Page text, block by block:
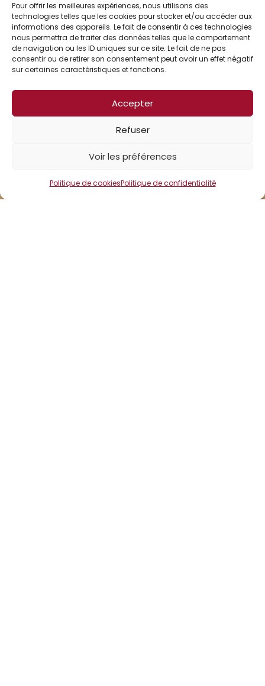
Pour offrir les meilleures expériences, nous utilisons des
technologies telles que les cookies pour stocker et/ou accéder aux
informations des appareils. Le fait de consentir à ces technologies
nous permettra de traiter des données telles que le comportement
de navigation ou les ID uniques sur ce site. Le fait de ne pas
consentir ou de retirer son consentement peut avoir un effet négatif
sur certaines caractéristiques et fonctions.
Accepter
Refuser
Voir les préférences
Politique de cookiesPolitique de confidentialité